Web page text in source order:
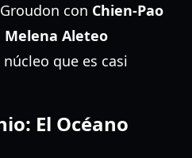
con Chien-Pao
Melena Aleteo
que es casi
El Océano